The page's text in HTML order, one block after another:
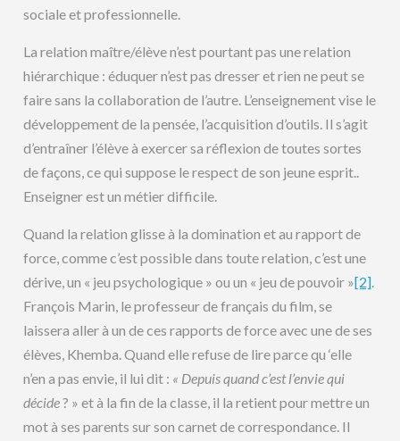
sociale et professionnelle.
La relation maître/élève n’est pourtant pas une relation
hiérarchique : éduquer n’est pas dresser et rien ne peut se
faire sans la collaboration de l’autre. L’enseignement vise le
développement de la pensée, l’acquisition d’outils. Il s’agit
d’entraîner l’élève à exercer sa réflexion de toutes sortes
de façons, ce qui suppose le respect de son jeune esprit..
Enseigner est un métier difficile.
Quand la relation glisse à la domination et au rapport de
force, comme c’est possible dans toute relation, c’est une
dérive, un « jeu psychologique » ou un « jeu de pouvoir »[2].
François Marin, le professeur de français du film, se
laissera aller à un de ces rapports de force avec une de ses
élèves, Khemba. Quand elle refuse de lire parce qu ‘elle
n’en a pas envie, il lui dit : « Depuis quand c’est l’envie qui
décide? » et à la fin de la classe, il la retient pour mettre un
mot à ses parents sur son carnet de correspondance. Il